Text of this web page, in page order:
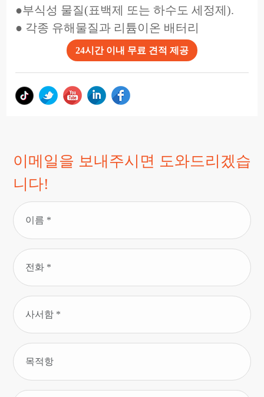
●부식성 물질(표백제 또는 하수도 세정제).
● 각종 유해물질과 리튬이온 배터리
24시간 이내 무료 견적 제공
이메일을 보내주시면 도와드리겠습
니다!